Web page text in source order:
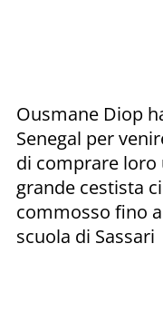
Ousmane Diop
Senegal per
di comprare loro
grande cestista
commosso fino
scuola di Sassari